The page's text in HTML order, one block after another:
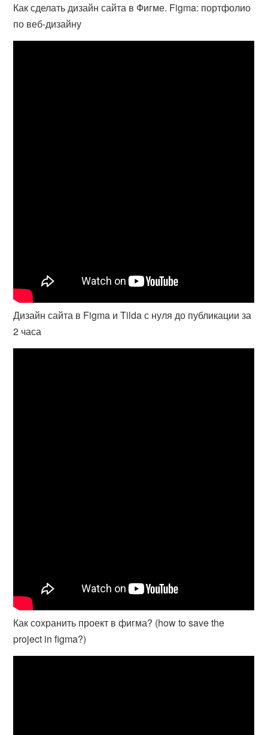
Как сделать дизайн сайта в Фигме. Figma: портфолио
по веб-дизайну
Дизайн сайта в Figma и Tilda с нуля до публикации за
2 часа
Как сохранить проект в фигма? (how to save the
project in figma?)